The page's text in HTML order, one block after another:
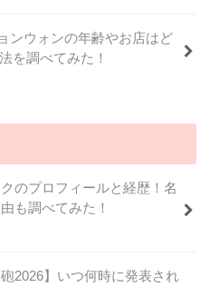
ンウォンの年齢やお店はど
を調べてみた！
のプロフィールと経歴！名
も調べてみた！
砲2026】いつ何時に発表され